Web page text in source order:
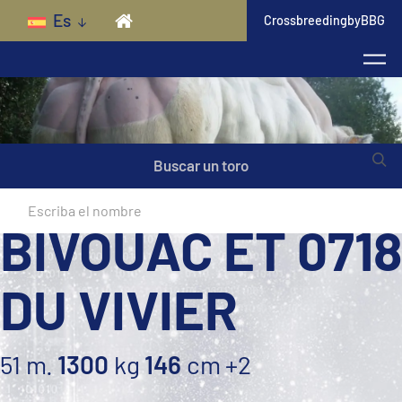
Skip to main content
Es CrossbreedingbyBBG
Buscar un toro
BIVOUAC ET 0718
DU VIVIER
51 m. 1300 kg 146cm +2